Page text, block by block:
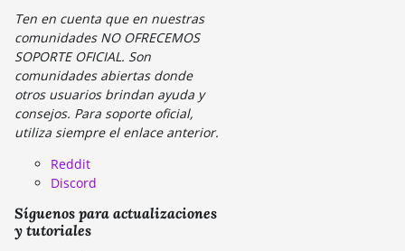
Ten en cuenta que en nuestras
comunidades NO OFRECEMOS
SOPORTE OFICIAL. Son
comunidades abiertas donde
otros usuarios brindan ayuda y
consejos. Para soporte oficial,
utiliza siempre el enlace anterior.
Reddit
Discord
Síguenos para actualizaciones
y tutoriales